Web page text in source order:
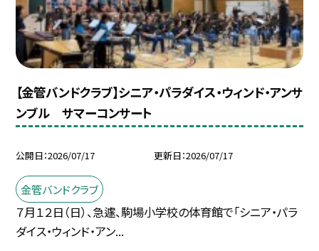
【金管バンドクラブ】シニア・パラダイス・ウィンド・アンサ
ンブル サマーコンサート
公開日 2026/07/17 更新日 2026/07/17
金管バンドクラブ
７月１２日（日）、急遽、駒場小学校の体育館で「シニア・パラ
ダイス・ウィンド・アン...